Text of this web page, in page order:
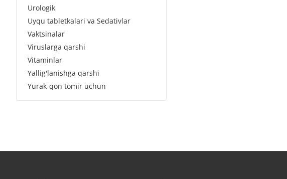
Urologik
Uyqu tabletkalari va Sedativlar
Vaktsinalar
Viruslarga qarshi
Vitaminlar
Yallig'lanishga qarshi
Yurak-qon tomir uchun